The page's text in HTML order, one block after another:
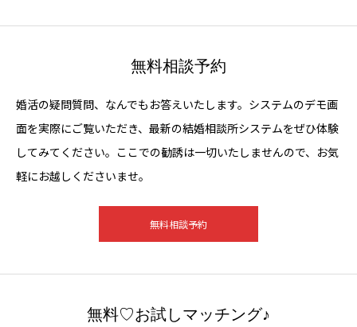
無料相談予約
婚活の疑問質問、なんでもお答えいたします。システムのデモ画
面を実際にご覧いただき、最新の結婚相談所システムをぜひ体験
してみてください。ここでの勧誘は一切いたしませんので、お気
軽にお越しくださいませ。
無料相談予約
無料♡お試しマッチング♪